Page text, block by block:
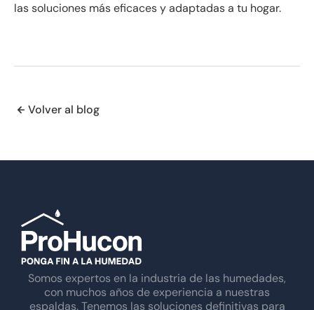
las soluciones más eficaces y adaptadas a tu hogar.
Volver al blog
Somos expertos en la industria de las humedades,
con muchos años de experiencia a nuestras
espaldas. Tenemos las soluciones definitivas para